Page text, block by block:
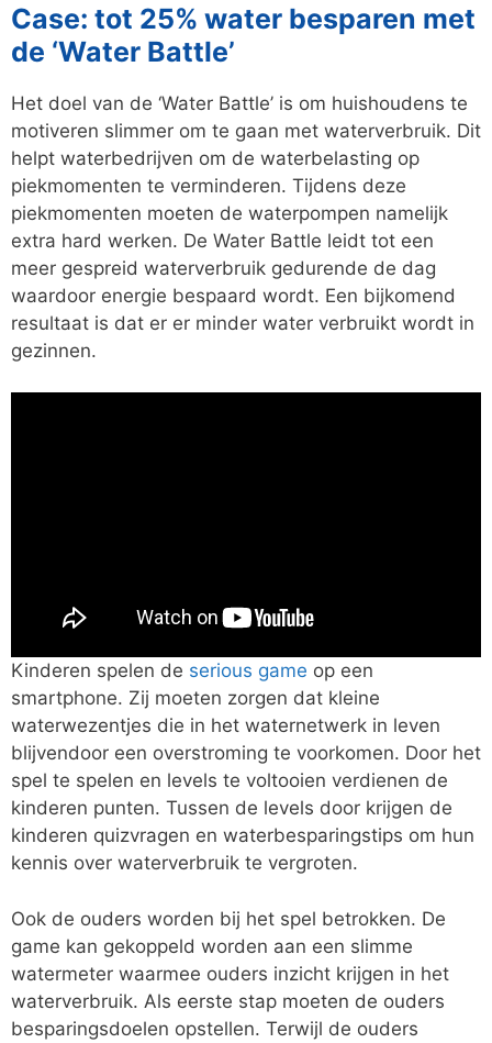
Case: tot 25% water besparen met
de ‘Water Battle’
Het doel van de ‘Water Battle’ is om huishoudens te
motiveren slimmer om te gaan met waterverbruik. Dit
helpt waterbedrijven om de waterbelasting op
piekmomenten te verminderen. Tijdens deze
piekmomenten moeten de waterpompen namelijk
extra hard werken. De Water Battle leidt tot een
meer gespreid waterverbruik gedurende de dag
waardoor energie bespaard wordt. Een bijkomend
resultaat is dat er er minder water verbruikt wordt in
gezinnen.
Kinderen spelen de serious game op een
smartphone. Zij moeten zorgen dat kleine
waterwezentjes die in het waternetwerk in leven
blijvendoor een overstroming te voorkomen. Door het
spel te spelen en levels te voltooien verdienen de
kinderen punten. Tussen de levels door krijgen de
kinderen quizvragen en waterbesparingstips om hun
kennis over waterverbruik te vergroten.
Ook de ouders worden bij het spel betrokken. De
game kan gekoppeld worden aan een slimme
watermeter waarmee ouders inzicht krijgen in het
waterverbruik. Als eerste stap moeten de ouders
besparingsdoelen opstellen. Terwijl de ouders